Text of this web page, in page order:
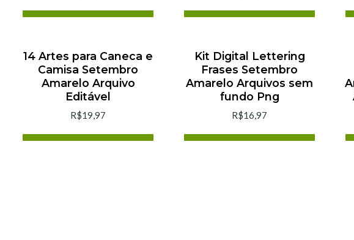
14 Artes para Caneca e
Camisa Setembro
Amarelo Arquivo
Editável
R$19,97
Kit Digital Lettering
Frases Setembro
Amarelo Arquivos sem
fundo Png
R$16,97